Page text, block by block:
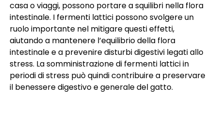
casa o viaggi, possono portare a squilibri nella flora
intestinale. I fermenti lattici possono svolgere un
ruolo importante nel mitigare questi effetti,
aiutando a mantenere l’equilibrio della flora
intestinale e a prevenire disturbi digestivi legati allo
stress. La somministrazione di fermenti lattici in
periodi di stress può quindi contribuire a preservare
il benessere digestivo e generale del gatto.